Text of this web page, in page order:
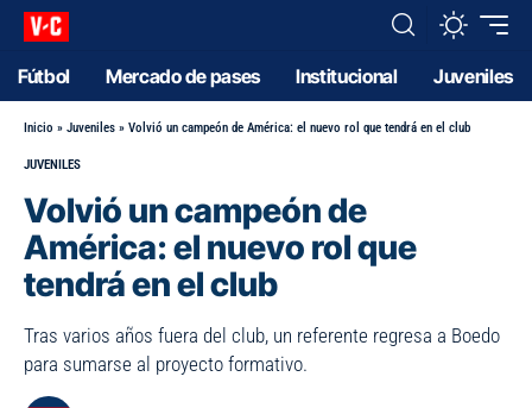
Fútbol Mercado de pases Institucional Juveniles
Inicio » Juveniles » Volvió un campeón de América: el nuevo rol que tendrá en el club
JUVENILES
Volvió un campeón de
América: el nuevo rol que
tendrá en el club
Tras varios años fuera del club, un referente regresa a Boedo
para sumarse al proyecto formativo.